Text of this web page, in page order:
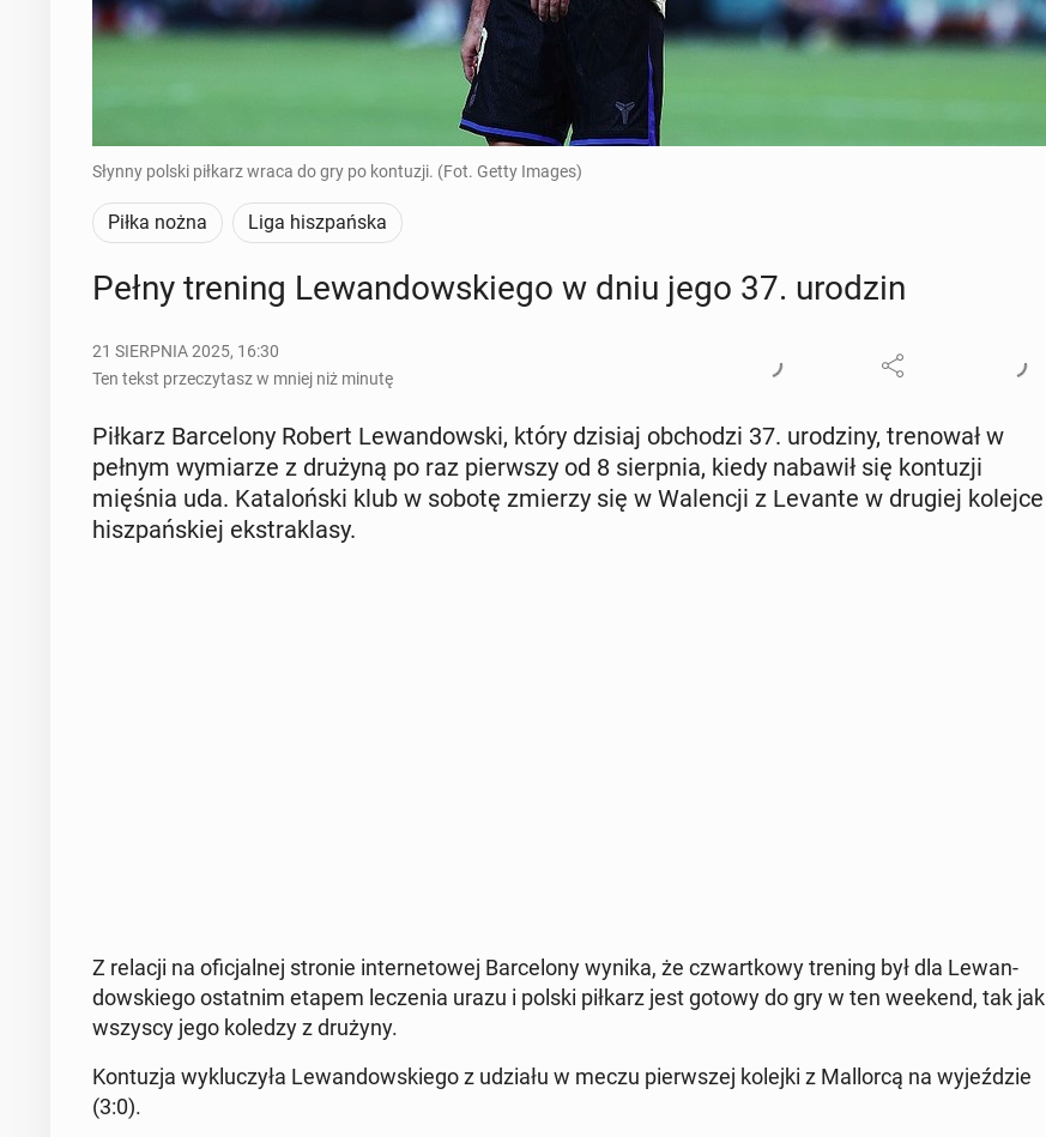
Słynny polski piłkarz wraca do gry po kontuzji. (Fot. Getty Images)
Piłka nożna Liga hiszpańska
Pełny trening Le­wan­dow­skie­go w dniu jego 37. urodzin
21 SIERPNIA 2025, 16:30
Ten tekst przeczytasz w mniej niż minutę
Piłkarz Bar­ce­lo­ny Robert Le­wan­dow­ski, który dzisiaj ob­cho­dzi 37. uro­dzi­ny, tre­no­wał w
pełnym wy­mia­rze z drużyną po raz pierw­szy od 8 sierp­nia, kiedy nabawił się kon­tu­zji
mięśnia uda. Ka­ta­loń­ski klub w sobotę zmierzy się w Wa­len­cji z Levante w drugiej kolejce
hisz­pań­skiej eks­tra­kla­sy.
Z relacji na ofi­cjal­nej stronie in­ter­ne­to­wej Bar­ce­lo­ny wynika, że czwart­ko­wy trening był dla Le­wan­
dow­skie­go ostat­nim etapem le­cze­nia urazu i polski piłkarz jest gotowy do gry w ten weekend, tak jak
wszyscy jego koledzy z drużyny.
Kon­tu­zja wy­klu­czy­ła Le­wan­dow­skie­go z udziału w meczu pierw­szej kolejki z Mal­lor­cą na wy­jeź­dzie
(3:0).